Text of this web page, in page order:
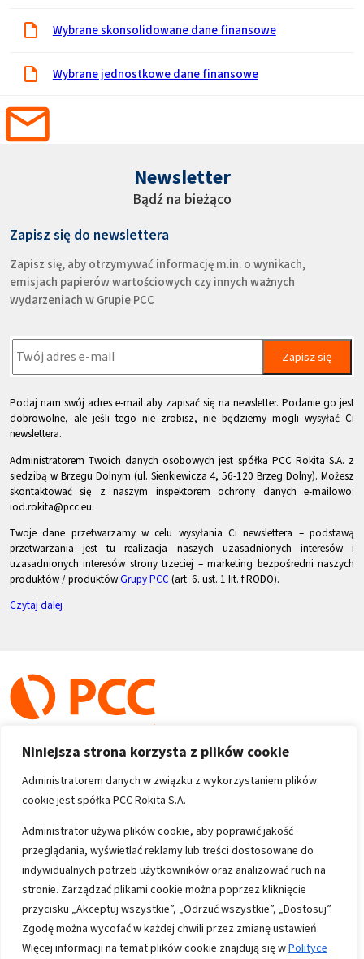
Niniejsza strona korzysta z plików cookie
Administratorem danych w związku z wykorzystaniem plików
cookie jest spółka PCC Rokita S.A.
Administrator używa plików cookie, aby poprawić jakość
przeglądania, wyświetlać reklamy lub treści dostosowane do
indywidualnych potrzeb użytkowników oraz analizować ruch na
stronie. Zarządzać plikami cookie można poprzez kliknięcie
przycisku „Akceptuj wszystkie”, „Odrzuć wszystkie”, „Dostosuj”.
Zgodę można wycofać w każdej chwili przez zmianę ustawień.
Więcej informacji na temat plików cookie znajdują się wPolityce
Wybrane skonsolidowane dane finansowe
Wybrane jednostkowe dane finansowe
Newsletter
Bądź na bieżąco
Zapisz się do newslettera
Zapisz się, aby otrzymywać informację m.in. o wynikach,
emisjach papierów wartościowych czy innych ważnych
wydarzeniach w Grupie PCC
Zapisz się
Podaj nam swój adres e-mail aby zapisać się na newsletter. Podanie go jest
dobrowolne, ale jeśli tego nie zrobisz, nie będziemy mogli wysyłać Ci
newslettera.
Administratorem Twoich danych osobowych jest spółka PCC Rokita S.A. z
siedzibą w Brzegu Dolnym (ul. Sienkiewicza 4, 56-120 Brzeg Dolny). Możesz
skontaktować się z naszym inspektorem ochrony danych e-mailowo:
iod.rokita@pcc.eu.
Twoje dane przetwarzamy w celu wysyłania Ci newslettera – podstawą
przetwarzania jest tu realizacja naszych uzasadnionych interesów i
uzasadnionych interesów strony trzeciej – marketing bezpośredni naszych
produktów / produktówGrupy PCC (art. 6. ust. 1 lit. f RODO).
Czytaj dalej
Copyright 1996-2026
Wszystkie prawa zastrzeżone
Informacje
Polityka prywatności